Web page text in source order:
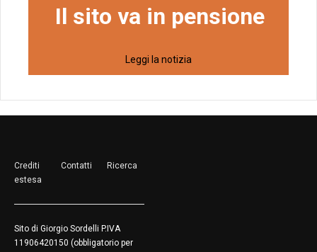
Il sito va in pensione
Leggi la notizia
Crediti Contatti
Ricerca
estesa
Sito di Giorgio Sordelli P.IVA
11906420150 (obbligatorio per